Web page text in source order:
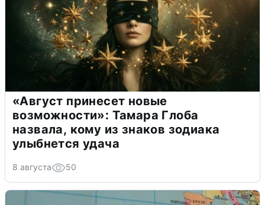
«Август принесет новые
возможности»: Тамара Глоба
назвала, кому из знаков зодиака
улыбнется удача
8 августа 50